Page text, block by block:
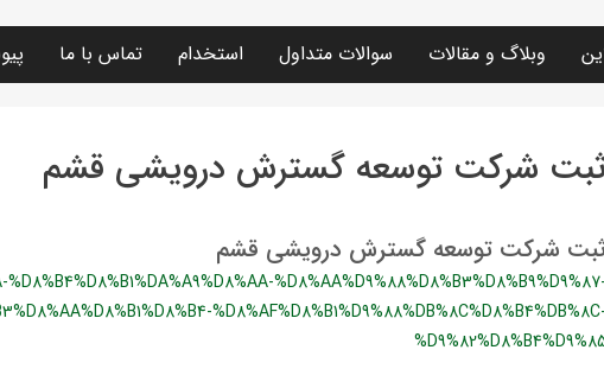
وبلاگ و مقالات سوالات متداول استخدام تماس با ما
شرکت توسعه گسترش درویشی قشم
شرکت توسعه گسترش درویشی قشم
%D8%AA%D9%88%D8%B3%D8%B9%D9%87-
%D8%AF%D8%B1%D9%88%DB%8C%D8%B4%DB%8C-